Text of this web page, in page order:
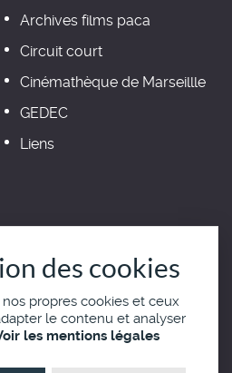
Archives films paca
Circuit court
Cinémathèque de Marseillle
GEDEC
Liens
des cookies
propres cookies et ceux
le contenu et analyser
les mentions légales